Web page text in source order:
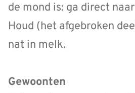
de mond is: ga direct
Houd (het afgebroken
nat in melk.
Gewoonten